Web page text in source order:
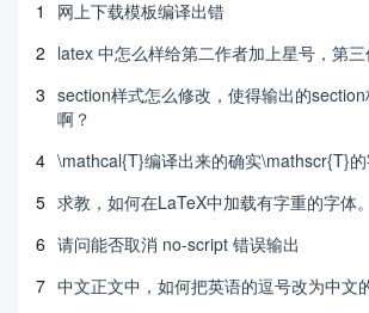
1
网上下载模板编译出错
2 latex 中怎么样给第二作者加上星号，第
3 section样式怎么修改，使得输出的
啊？
4 \mathcal{T}编译出来的确实\mathscr{T}
5 求教，如何在LaTeX中加载有字重的字体。
6 请问能否取消 no-script 错误输出
7 中文正文中，如何把英语的逗号改为中文